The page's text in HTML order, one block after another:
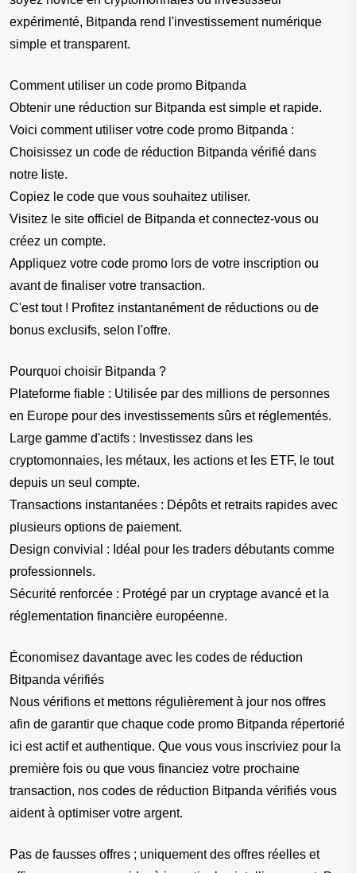
expérimenté, Bitpanda rend l'investissement numérique
simple et transparent.
Comment utiliser un code promo Bitpanda
Obtenir une réduction sur Bitpanda est simple et rapide.
Voici comment utiliser votre code promo Bitpanda :
Choisissez un code de réduction Bitpanda vérifié dans
notre liste.
Copiez le code que vous souhaitez utiliser.
Visitez le site officiel de Bitpanda et connectez-vous ou
créez un compte.
Appliquez votre code promo lors de votre inscription ou
avant de finaliser votre transaction.
C'est tout ! Profitez instantanément de réductions ou de
bonus exclusifs, selon l'offre.
Pourquoi choisir Bitpanda ?
Plateforme fiable : Utilisée par des millions de personnes
en Europe pour des investissements sûrs et réglementés.
Large gamme d'actifs : Investissez dans les
cryptomonnaies, les métaux, les actions et les ETF, le tout
depuis un seul compte.
Transactions instantanées : Dépôts et retraits rapides avec
plusieurs options de paiement.
Design convivial : Idéal pour les traders débutants comme
professionnels.
Sécurité renforcée : Protégé par un cryptage avancé et la
réglementation financière européenne.
Économisez davantage avec les codes de réduction
Bitpanda vérifiés
Nous vérifions et mettons régulièrement à jour nos offres
afin de garantir que chaque code promo Bitpanda répertorié
ici est actif et authentique. Que vous vous inscriviez pour la
première fois ou que vous financiez votre prochaine
transaction, nos codes de réduction Bitpanda vérifiés vous
aident à optimiser votre argent.
Pas de fausses offres ; uniquement des offres réelles et